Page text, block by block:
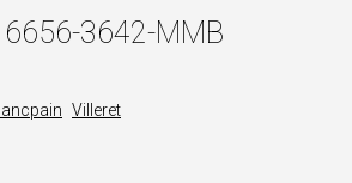
6656-3642-MMB
Villeret